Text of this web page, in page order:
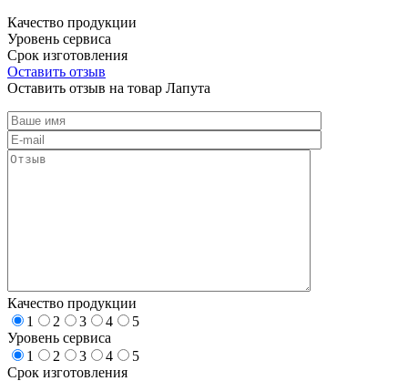
Качество продукции
Уровень сервиса
Срок изготовления
Оставить отзыв
Оставить отзыв на товар Лапута
Качество продукции
1
2 3 4
5
Уровень сервиса
1
2 3 4
5
Срок изготовления